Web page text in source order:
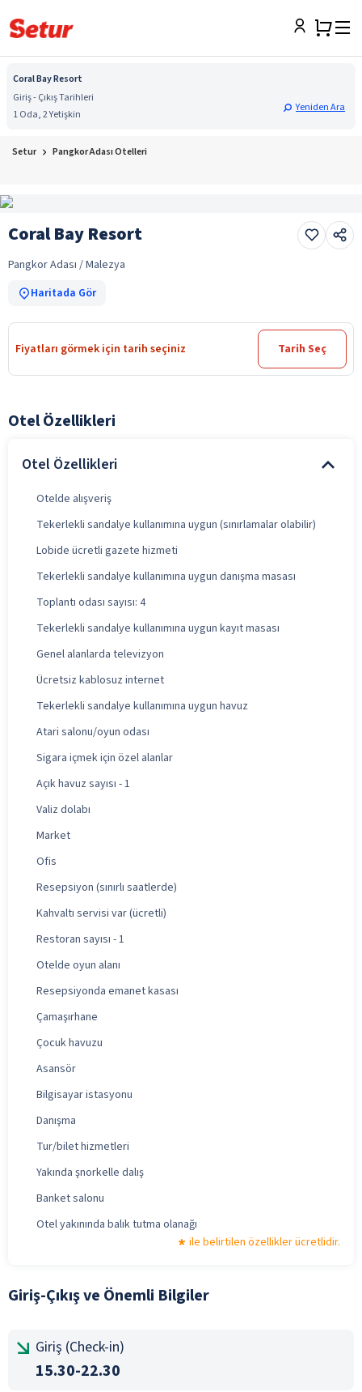
Coral Bay Resort
Giriş - Çıkış Tarihleri
1 Oda, 2 Yetişkin
Yeniden Ara
Setur Pangkor Adası Otelleri
Coral Bay Resort
Pangkor Adası / Malezya
Haritada Gör
Fiyatları görmek için tarih seçiniz Tarih Seç
Otel Özellikleri
Otel Özellikleri
Otelde alışveriş
Tekerlekli sandalye kullanımına uygun (sınırlamalar olabilir)
Lobide ücretli gazete hizmeti
Tekerlekli sandalye kullanımına uygun danışma masası
Toplantı odası sayısı: 4
Tekerlekli sandalye kullanımına uygun kayıt masası
Genel alanlarda televizyon
Ücretsiz kablosuz internet
Tekerlekli sandalye kullanımına uygun havuz
Atari salonu/oyun odası
Sigara içmek için özel alanlar
Açık havuz sayısı - 1
Valiz dolabı
Market
Ofis
Resepsiyon (sınırlı saatlerde)
Kahvaltı servisi var (ücretli)
Restoran sayısı - 1
Otelde oyun alanı
Resepsiyonda emanet kasası
Çamaşırhane
Çocuk havuzu
Asansör
Bilgisayar istasyonu
Danışma
Tur/bilet hizmetleri
Yakında şnorkelle dalış
Banket salonu
Otel yakınında balık tutma olanağı
ile belirtilen özellikler ücretlidir.
Giriş-Çıkış ve Önemli Bilgiler
Giriş (Check-in)
15.30-22.30